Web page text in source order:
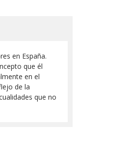
en España.
que él
en el
de la
que no